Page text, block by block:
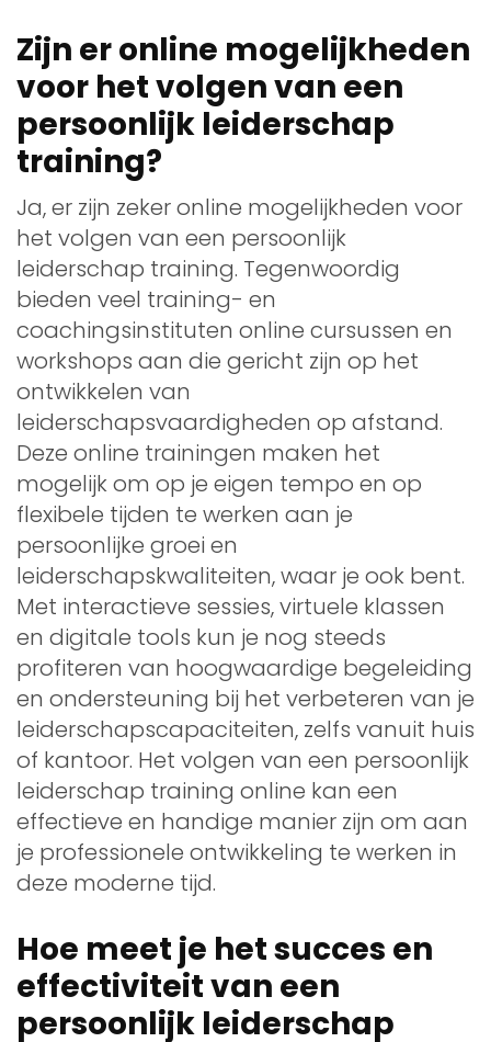
Zijn er online mogelijkheden
voor het volgen van een
persoonlijk leiderschap
training?
Ja, er zijn zeker online mogelijkheden voor
het volgen van een persoonlijk
leiderschap training. Tegenwoordig
bieden veel training- en
coachingsinstituten online cursussen en
workshops aan die gericht zijn op het
ontwikkelen van
leiderschapsvaardigheden op afstand.
Deze online trainingen maken het
mogelijk om op je eigen tempo en op
flexibele tijden te werken aan je
persoonlijke groei en
leiderschapskwaliteiten, waar je ook bent.
Met interactieve sessies, virtuele klassen
en digitale tools kun je nog steeds
profiteren van hoogwaardige begeleiding
en ondersteuning bij het verbeteren van je
leiderschapscapaciteiten, zelfs vanuit huis
of kantoor. Het volgen van een persoonlijk
leiderschap training online kan een
effectieve en handige manier zijn om aan
je professionele ontwikkeling te werken in
deze moderne tijd.
Hoe meet je het succes en
effectiviteit van een
persoonlijk leiderschap